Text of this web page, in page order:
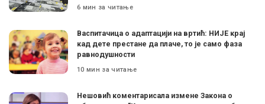
6 мин за читање
Васпитачица о адаптацији на вртић: НИЈЕ крај
кад дете престане да плаче, то је само фаза
равнодушности
10 мин за читање
Нешовић коментарисала измене Закона о